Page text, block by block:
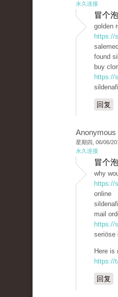
永久连接
冒个
golden
https://
found
buy
https://
回复
Anonymous
星期四, 06/06/
永久连接
冒个
why
https://
online
mail
https://
seriöse
Here is
https://
回复